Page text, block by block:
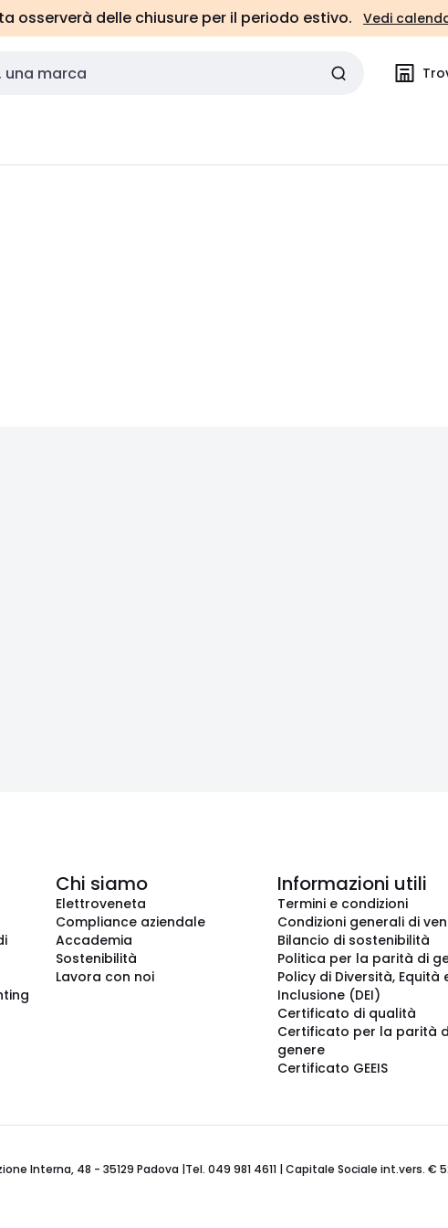
osserverà delle chiusure per il periodo estivo. Vedi
Chi siamo
Elettroveneta
Compliance aziendale
Accademia
Sostenibilità
Lavora con noi
Informazioni utili
Termini e condizioni
Condizioni generali di
Bilancio di sostenibilità
Politica per la parità di
Policy di Diversità, Equità
Inclusione (DEI)
Certificato di qualità
Certificato per la parità
genere
Certificato GEEIS
Interna, 48 - 35129 Padova |Tel. 049 981 4611 | Capitale Sociale int.vers. €